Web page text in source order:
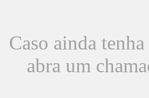
Caso ainda
abra um